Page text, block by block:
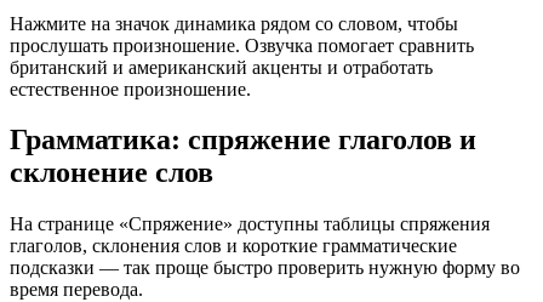
Нажмите на значок динамика рядом со словом, чтобы
прослушать произношение. Озвучка помогает сравнить
британский и американский акценты и отработать
естественное произношение.
Грамматика: спряжение глаголов и
склонение слов
На странице «Спряжение» доступны таблицы спряжения
глаголов, склонения слов и короткие грамматические
подсказки — так проще быстро проверить нужную форму во
время перевода.